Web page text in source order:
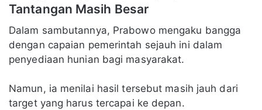
Tantangan Masih Besar
Dalam sambutannya, Prabowo mengaku bangga
dengan capaian pemerintah sejauh ini dalam
penyediaan hunian bagi masyarakat.
Namun, ia menilai hasil tersebut masih jauh dari
target yang harus tercapai ke depan.